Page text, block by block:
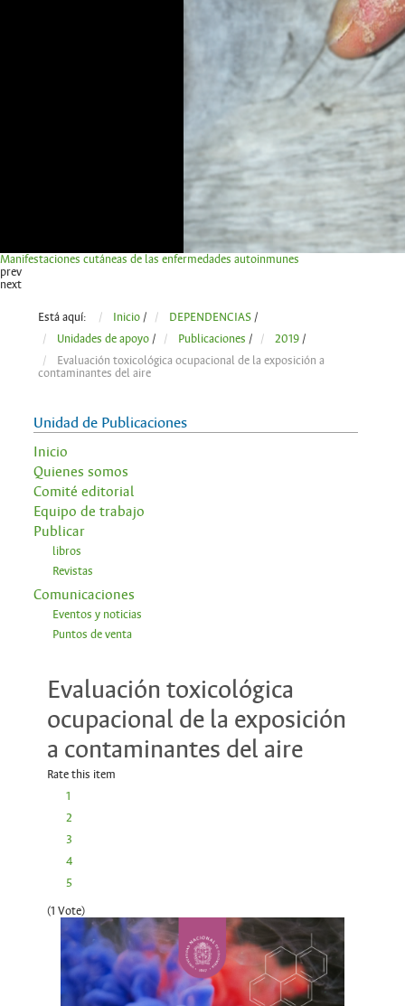
Manifestaciones cutáneas de las enfermedades autoinmunes
prev
next
Está aquí: Inicio/ DEPENDENCIAS/
Unidades de apoyo/ Publicaciones / 2019/
Evaluación toxicológica ocupacional de la exposición a
contaminantes del aire
Unidad de Publicaciones
Inicio
Quienes somos
Comité editorial
Equipo de trabajo
Publicar
libros
Revistas
Comunicaciones
Eventos y noticias
Puntos de venta
Evaluación toxicológica
ocupacional de la exposición
a contaminantes del aire
Rate this item
1
2
3
4
5
(1 Vote)